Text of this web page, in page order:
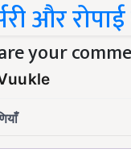
your